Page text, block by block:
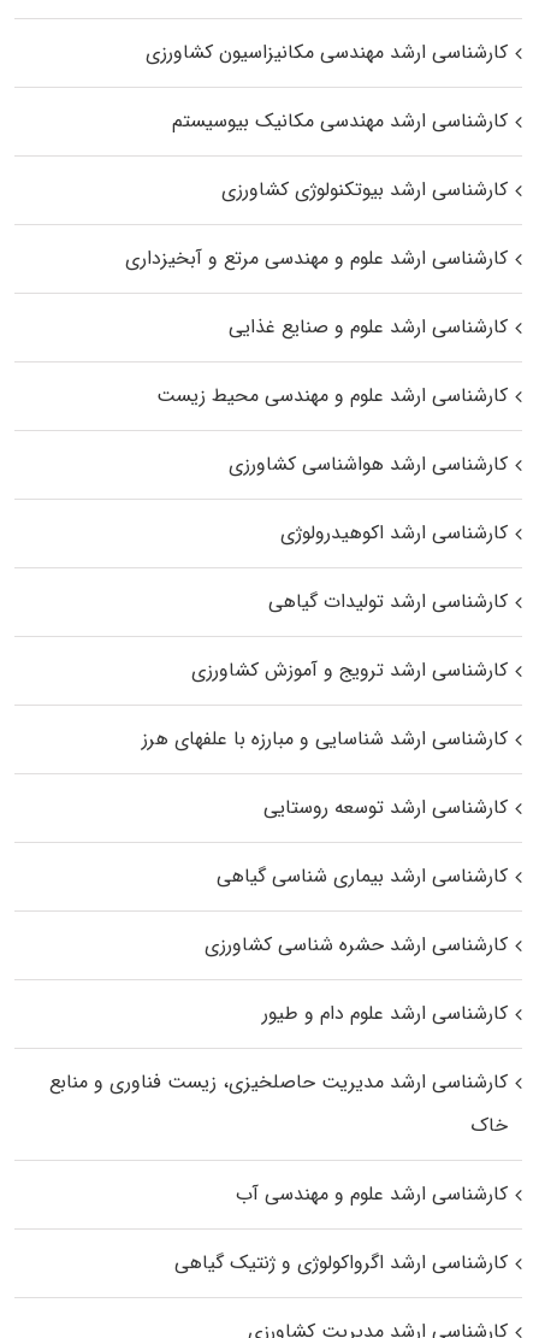
کارشناسی ارشد مهندسی مکانیزاسیون کشاورزی
کارشناسی ارشد مهندسی مکانیک بیوسیستم
کارشناسی ارشد بیوتکنولوژی کشاورزی
کارشناسی ارشد علوم و مهندسی مرتع و آبخیزداری
کارشناسی ارشد علوم و صنایع غذایی
کارشناسی ارشد علوم و مهندسی محیط زیست
کارشناسی ارشد هواشناسی کشاورزی
کارشناسی ارشد اکوهیدرولوژی
کارشناسی ارشد تولیدات گیاهی
کارشناسی ارشد ترویج و آموزش کشاورزی
کارشناسی ارشد شناسایی و مبارزه با علفهای هرز
کارشناسی ارشد توسعه روستایی
کارشناسی ارشد بیماری‌ شناسی گیاهی
کارشناسی ارشد حشره‌ شناسی کشاورزی
کارشناسی ارشد علوم دام و طیور
کارشناسی ارشد مدیریت حاصلخیزی، زیست فناوری و منابع
خاک
کارشناسی ارشد علوم و مهندسی آب
کارشناسی ارشد اگرواکولوژی و ژنتیک گیاهی
کارشناسی ارشد مدیریت کشاورزی